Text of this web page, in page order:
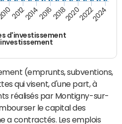
d'investissement
2012201420162018202020222024
(emprunts, subventions,
qui visent, d'une part, à
réalisés par Montigny-sur-
le capital des
a contractés. Les emplois